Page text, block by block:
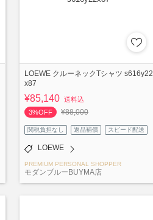
LOEWE クルーネックTシャツ s616y22
x87
¥85,140 送料込
3%OFF
¥88,000
関税負担なし 返品補償 スピード配送
LOEWE
PREMIUM PERSONAL SHOPPER
モダンブルーBUYMA店